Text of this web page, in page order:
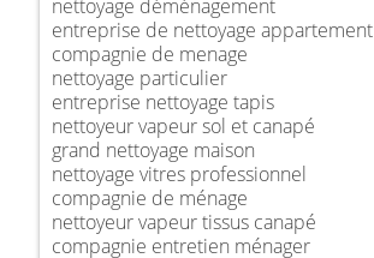
nettoyage déménagement
entreprise de nettoyage appartement
compagnie de menage
nettoyage particulier
entreprise nettoyage tapis
nettoyeur vapeur sol et canapé
grand nettoyage maison
nettoyage vitres professionnel
compagnie de ménage
nettoyeur vapeur tissus canapé
compagnie entretien ménager